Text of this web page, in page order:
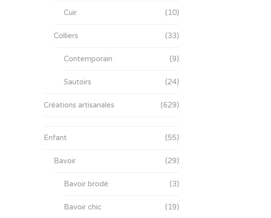
Cuir (10)
Colliers (33)
Contemporain (9)
Sautoirs (24)
Créations artisanales (629)
Enfant (55)
Bavoir (29)
Bavoir brodé (3)
Bavoir chic (19)